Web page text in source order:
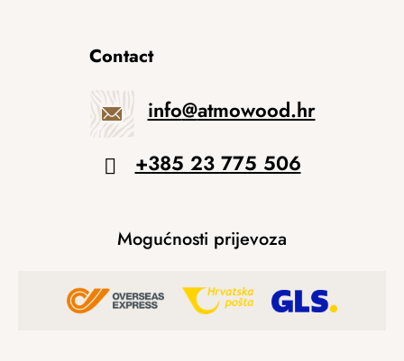
Contact
info@atmowood.hr
+385 23 775 506
Mogućnosti prijevoza